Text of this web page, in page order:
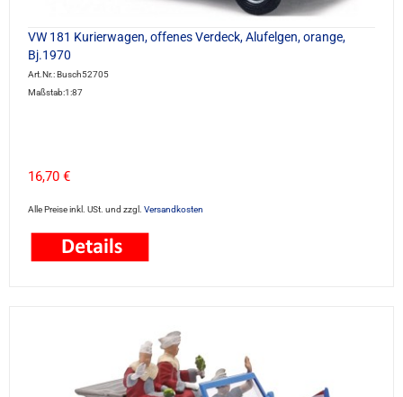
VW 181 Kurierwagen, offenes Verdeck, Alufelgen, orange,
Bj.1970
Art.Nr.: Busch52705
Maßstab:1:87
16,70 €
Alle Preise inkl. USt. und zzgl. Versandkosten